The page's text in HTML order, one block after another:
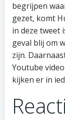
begrijpen
gezet, komt
in deze tweet
geval blij om
zijn.
Youtube
kijken er in